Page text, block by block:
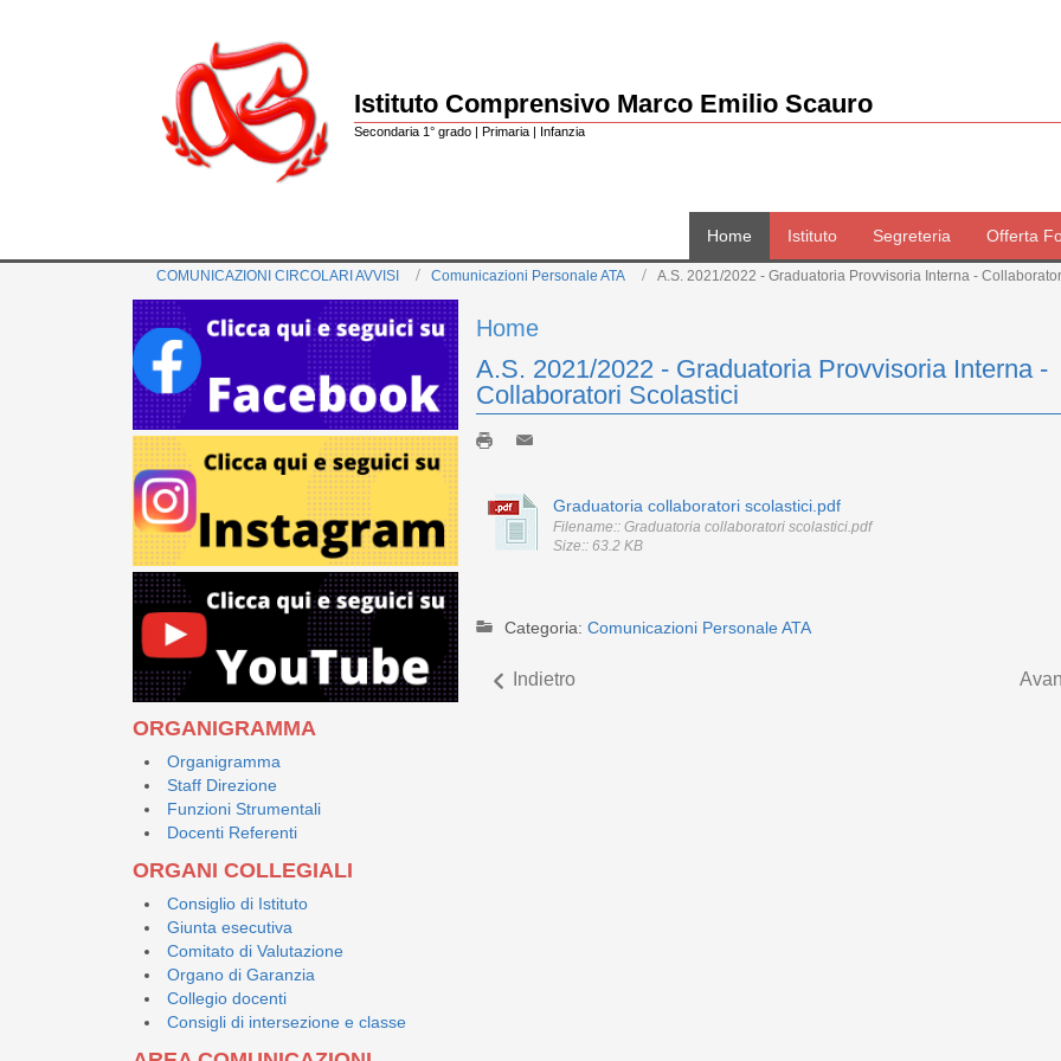
Istituto Comprensivo Marco Emilio Scauro
Secondaria 1° grado | Primaria | Infanzia
Home Istituto Segreteria Offerta
COMUNICAZIONI CIRCOLARI AVVISI Comunicazioni Personale ATA A.S. 2021/2022 - Graduatoria Provvisoria Interna -
ORGANIGRAMMA
Organigramma
Staff Direzione
Funzioni Strumentali
Docenti Referenti
ORGANI COLLEGIALI
Consiglio di Istituto
Giunta esecutiva
Comitato di Valutazione
Organo di Garanzia
Collegio docenti
Consigli di intersezione e classe
Home
A.S. 2021/2022 - Graduatoria Provvisoria Interna -
Collaboratori Scolastici
Graduatoria collaboratori scolastici.pdf
Filename:: Graduatoria collaboratori scolastici.pdf
Size:: 63.2 KB
Categoria: Comunicazioni Personale ATA
Indietro